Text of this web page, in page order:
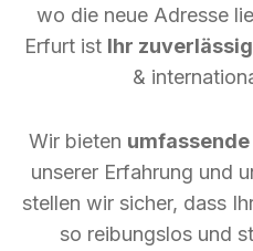
wo die neue Adresse
Erfurt ist Ihr
&
Wir bieten
unserer Erfahrung und
stellen wir sicher, dass
so reibungslos und